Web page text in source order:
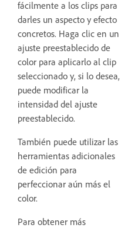
fácilmente a los clips para
darles un aspecto y efecto
concretos. Haga clic en un
ajuste preestablecido de
color para aplicarlo al clip
seleccionado y, si lo desea,
puede modificar la
intensidad del ajuste
preestablecido.
También puede utilizar las
herramientas adicionales
de edición para
perfeccionar aún más el
color.
Para obtener más